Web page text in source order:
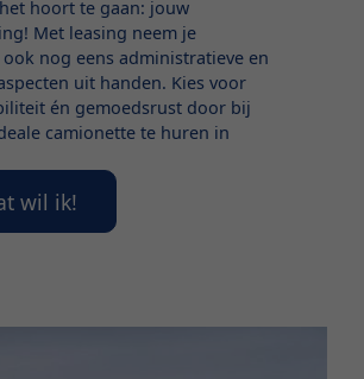
hoort te gaan: jouw
Met leasing neem je
nog eens administratieve en
uit handen. Kies voor
én gemoedsrust door bij
camionette te huren in
wil ik!